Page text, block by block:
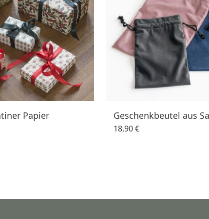
Papier Geschenkbeutel aus
18,90 €